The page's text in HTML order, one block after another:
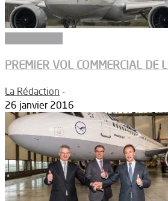
PREMIER VOL COMMERCIAL DE
La Rédaction -
26 janvier 2016